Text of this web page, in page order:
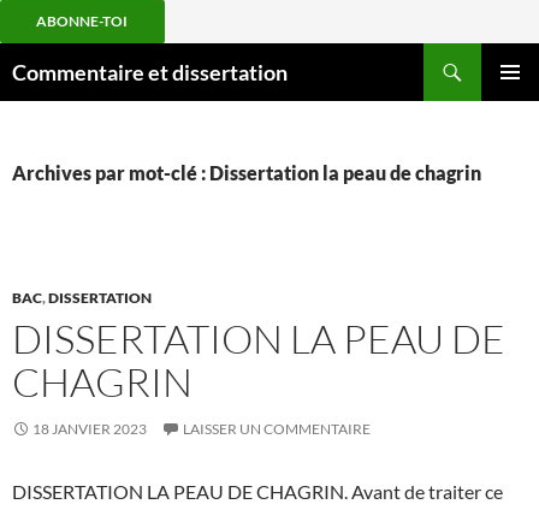
ABONNE-TOI
auCommentaire et dissertation
Archives par mot-clé : Dissertation la peau de chagrin
BAC,DISSERTATION
DISSERTATION LA PEAU DE
CHAGRIN
18 JANVIER 2023 LAISSER UN COMMENTAIRE
DISSERTATION LA PEAU DE CHAGRIN. Avant de traiter ce